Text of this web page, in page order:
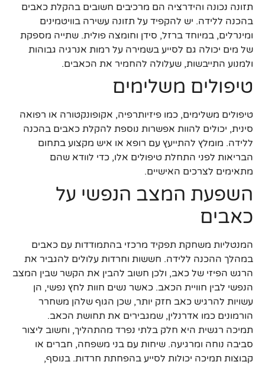
תזונה נכונה והידרציה הם מרכיבים חשובים בהקלת כאבים
בהכנה ללידה. יש להקפיד על תזונה עשירה בוויטמינים
ומינרלים, במיוחד ברזל, סידן וחומצה פולית. שתייה מספקת
של מים יכולה גם לסייע בשמירה על רמות אנרגיה גבוהות
ולמנוע התייבשות, שעלולה להחמיר את הכאבים.
טיפולים משלימים
טיפולים משלימים, כמו פיזיותרפיה, אקופונקטורה או רפואה
סינית, יכולים להוות אפשרות נוספת להקלת כאבים בהכנה
ללידה. מומלץ להתייעץ עם רופא או איש מקצוע בתחום
הבריאות לפני התחלת טיפולים אלו, כדי לוודא שהם
מתאימים לצרכים האישיים.
השפעת המצב הנפשי על
כאבים
המנטליות משחקת תפקיד מרכזי בהתמודדות עם כאבים
במהלך ההכנה ללידה. חששות וחרדות עלולים להגביר את
הרגש הפיזי של כאב, ולכן חשוב להבין את הקשר שבין המצב
הנפשי לבין חוויית הכאב. כאשר נשים חוות לחץ נפשי, הן
עשויות להרגיש כאב חזק יותר, שכן הגוף שלהן משחרר
הורמונים כמו אדרנלין, שמגבירים את תחושת הכאב.
תמיכה רגשית היא חלק בלתי נפרד מהתהליך, וחשוב ליצור
סביבה נוחה ומרגיעה. שיחות עם בני משפחה, חברים או
קבוצות תמיכה יכולות לסייע בהפחתת חרדות. בנוסף,